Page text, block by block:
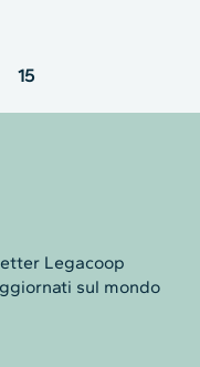
15
Legacoop
sul mondo